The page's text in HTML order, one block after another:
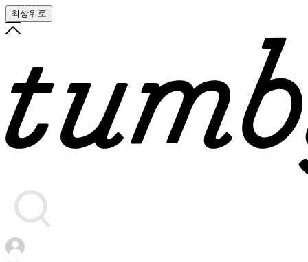
최상위로